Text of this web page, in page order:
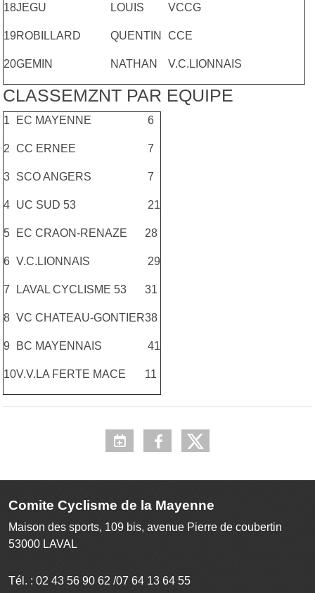
18JEGU LOUIS VCCG
19ROBILLARD QUENTIN CCE
20GEMIN NATHAN V.C.LIONNAIS
CLASSEMZNT PAR EQUIPE
1 EC MAYENNE 6
2 CC ERNEE 7
3 SCO ANGERS 7
4 UC SUD 53 21
5 EC CRAON-RENAZE 28
6 V.C.LIONNAIS 29
7 LAVAL CYCLISME 53 31
8 VC CHATEAU-GONTIER38
9 BC MAYENNAIS 41
10V.V.LA FERTE MACE 11
Comite Cyclisme de la Mayenne
Maison des sports, 109 bis, avenue Pierre de coubertin
53000 LAVAL
Tél. : 02 43 56 90 62 /07 64 13 64 55